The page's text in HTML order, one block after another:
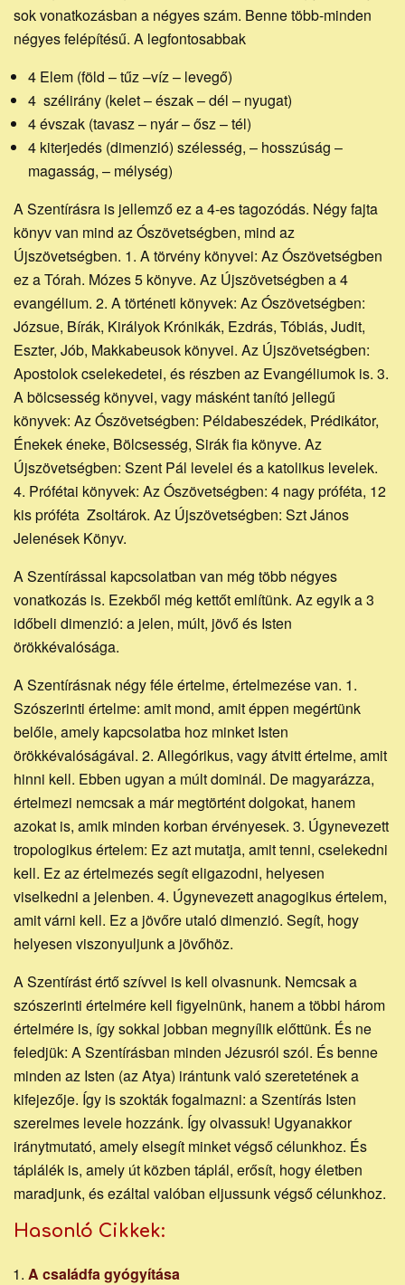
sok vonatkozásban a négyes szám. Benne több-minden
négyes felépítésű. A legfontosabbak
4 Elem (föld – tűz –víz – levegő)
4 szélirány (kelet – észak – dél – nyugat)
4 évszak (tavasz – nyár – ősz – tél)
4 kiterjedés (dimenzió) szélesség, – hosszúság –
magasság, – mélység)
A Szentírásra is jellemző ez a 4-es tagozódás. Négy fajta
könyv van mind az Ószövetségben, mind az
Újszövetségben. 1. A törvény könyvei: Az Ószövetségben
ez a Tórah. Mózes 5 könyve. Az Újszövetségben a 4
evangélium. 2. A történeti könyvek: Az Ószövetségben:
Józsue, Bírák, Királyok Krónikák, Ezdrás, Tóbiás, Judit,
Eszter, Jób, Makkabeusok könyvei. Az Újszövetségben:
Apostolok cselekedetei, és részben az Evangéliumok is. 3.
A bölcsesség könyvei, vagy másként tanító jellegű
könyvek: Az Ószövetségben: Példabeszédek, Prédikátor,
Énekek éneke, Bölcsesség, Sirák fia könyve. Az
Újszövetségben: Szent Pál levelei és a katolikus levelek.
4. Prófétai könyvek: Az Ószövetségben: 4 nagy próféta, 12
kis próféta Zsoltárok. Az Újszövetségben: Szt János
Jelenések Könyv.
A Szentírással kapcsolatban van még több négyes
vonatkozás is. Ezekből még kettőt említünk. Az egyik a 3
időbeli dimenzió: a jelen, múlt, jövő és Isten
örökkévalósága.
A Szentírásnak négy féle értelme, értelmezése van. 1.
Szószerinti értelme: amit mond, amit éppen megértünk
belőle, amely kapcsolatba hoz minket Isten
örökkévalóságával. 2. Allegórikus, vagy átvitt értelme, amit
hinni kell. Ebben ugyan a múlt dominál. De magyarázza,
értelmezi nemcsak a már megtörtént dolgokat, hanem
azokat is, amik minden korban érvényesek. 3. Úgynevezett
tropologikus értelem: Ez azt mutatja, amit tenni, cselekedni
kell. Ez az értelmezés segít eligazodni, helyesen
viselkedni a jelenben. 4. Úgynevezett anagogikus értelem,
amit várni kell. Ez a jövőre utaló dimenzió. Segít, hogy
helyesen viszonyuljunk a jövőhöz.
A Szentírást értő szívvel is kell olvasnunk. Nemcsak a
szószerinti értelmére kell figyelnünk, hanem a többi három
értelmére is, így sokkal jobban megnyílik előttünk. És ne
feledjük: A Szentírásban minden Jézusról szól. És benne
minden az Isten (az Atya) irántunk való szeretetének a
kifejezője. Így is szokták fogalmazni: a Szentírás Isten
szerelmes levele hozzánk. Így olvassuk! Ugyanakkor
iránytmutató, amely elsegít minket végső célunkhoz. És
táplálék is, amely út közben táplál, erősít, hogy életben
maradjunk, és ezáltal valóban eljussunk végső célunkhoz.
Hasonló Cikkek:
A családfa gyógyítása